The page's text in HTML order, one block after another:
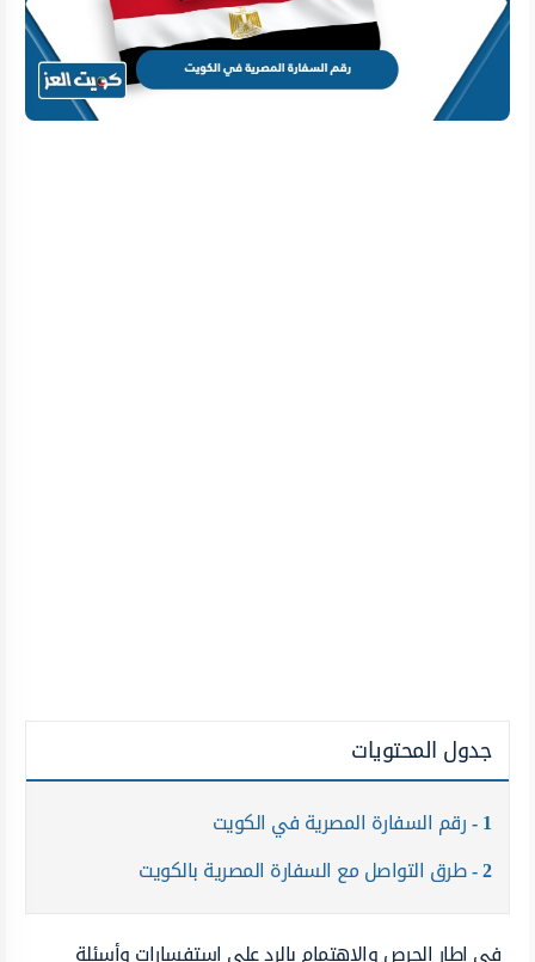
جدول المحتويات
1 رقم السفارة المصرية في الكويت
2 طرق التواصل مع السفارة المصرية بالكويت